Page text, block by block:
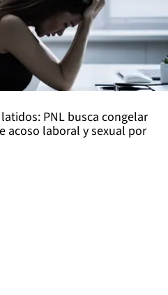
PNL busca congelar
acoso laboral y sexual por